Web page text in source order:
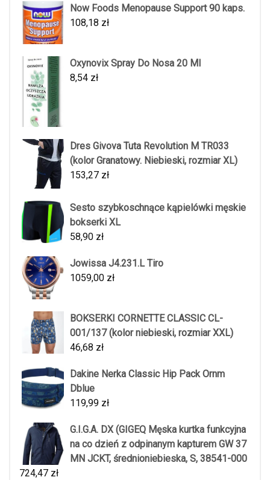
Now Foods Menopause Support 90 kaps.
108,18 zł
Oxynovix Spray Do Nosa 20 Ml
8,54 zł
Dres Givova Tuta Revolution M TR033
(kolor Granatowy. Niebieski, rozmiar XL)
153,27 zł
Sesto szybkoschnące kąpielówki męskie
bokserki XL
58,90 zł
Jowissa J4.231.L Tiro
1059,00 zł
BOKSERKI CORNETTE CLASSIC CL-
001/137 (kolor niebieski, rozmiar XXL)
46,68 zł
Dakine Nerka Classic Hip Pack Ornm
Dblue
119,99 zł
G.I.G.A. DX (GIGEQ Męska kurtka funkcyjna
na co dzień z odpinanym kapturem GW 37
MN JCKT, średnioniebieska, S, 38541-000
724,47 zł